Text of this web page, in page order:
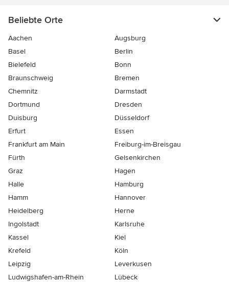
Beliebte Orte
Aachen
Augsburg
Basel
Berlin
Bielefeld
Bonn
Braunschweig
Bremen
Chemnitz
Darmstadt
Dortmund
Dresden
Duisburg
Düsseldorf
Erfurt
Essen
Frankfurt am Main
Freiburg-im-Breisgau
Fürth
Gelsenkirchen
Graz
Hagen
Halle
Hamburg
Hamm
Hannover
Heidelberg
Herne
Ingolstadt
Karlsruhe
Kassel
Kiel
Krefeld
Köln
Leipzig
Leverkusen
Ludwigshafen-am-Rhein
Lübeck